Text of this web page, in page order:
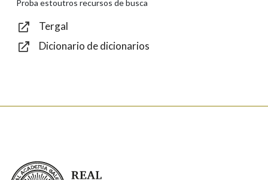
Texto de verificación
Proba estoutros recursos de busca
Tergal
Dicionario de dicionarios
Real Academia Galega